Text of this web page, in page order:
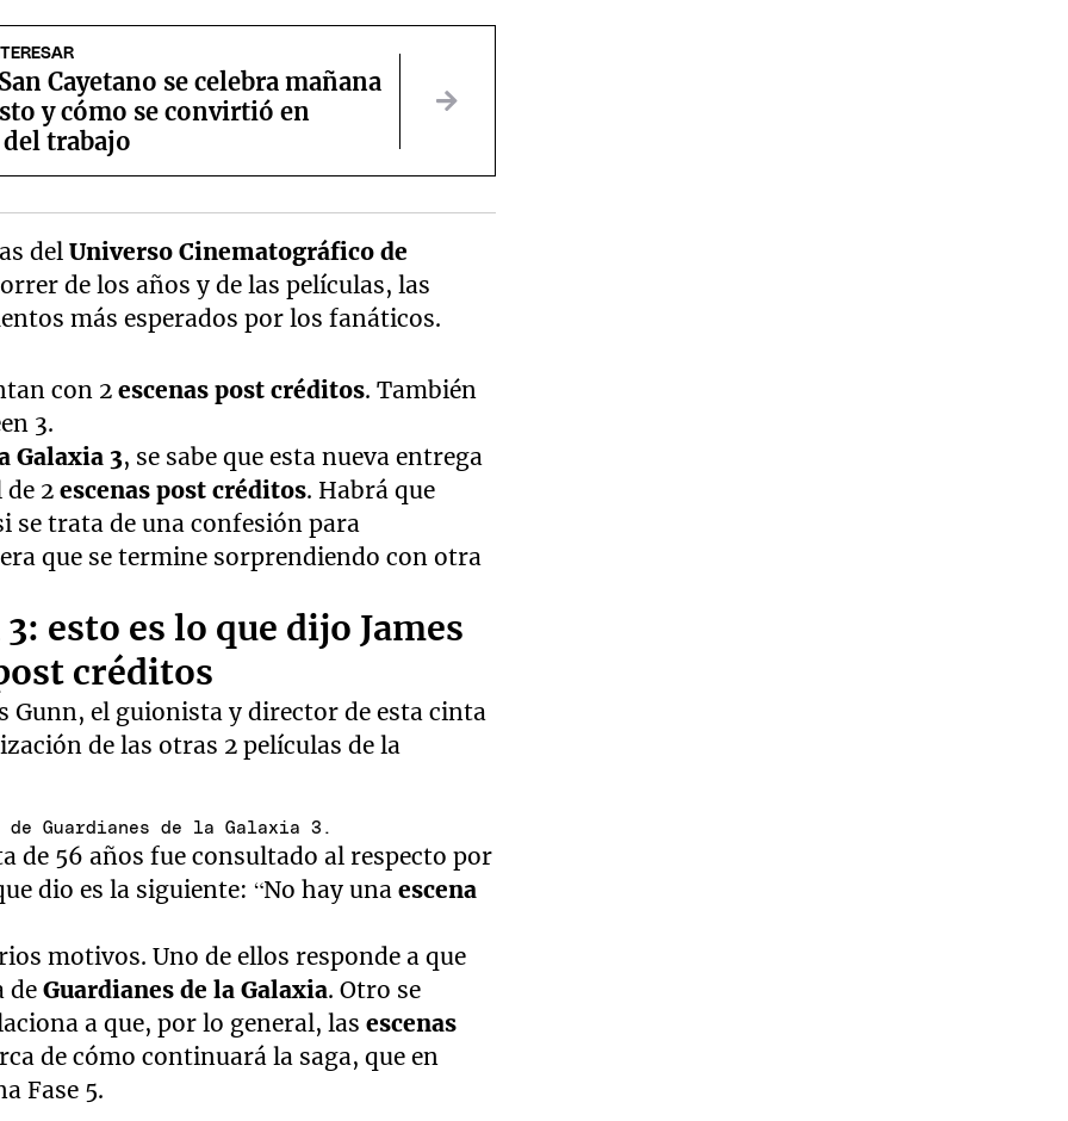
Cayetano se celebra mañana
y cómo se convirtió en
trabajo
delUniverso Cinematográfico de
de los años y de las películas, las
más esperados por los fanáticos.
con 2escenas post créditos. También
3.
Galaxia 3, se sabe que esta nueva entrega
de 2escenas post créditos. Habrá que
se trata de una confesión para
que se termine sorprendiendo con otra
esto es lo que dijo James
créditos
Gunn, el guionista y director de esta cinta
de las otras 2 películas de la
de Guardianes de la Galaxia 3.
de 56 años fue consultado al respecto por
dio es la siguiente: “No hay unaescena
motivos. Uno de ellos responde a que
deGuardianes de la Galaxia. Otro se
a que, por lo general, lasescenas
de cómo continuará la saga, que en
Fase 5.